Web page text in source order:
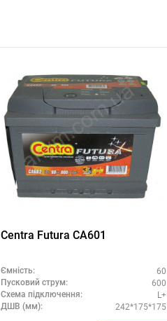
Centra Futura CA601
Ємність: 60
Пусковий струм: 600
Схема підключення: L+
ДШВ (мм): 242*175*175